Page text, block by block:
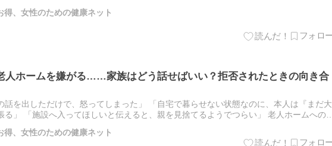
得、女性のための健康ネット
人ホームを嫌がる……家族はどう話せばいい？拒否されたときの向き合
話を出しただけで、怒ってしまった」 「自宅で暮らせない状態なのに、本人は『まだ大
る」 「施設へ入ってほしいと伝えると、親を見捨てるようでつらい」 老人ホームへの入
得、女性のための健康ネット